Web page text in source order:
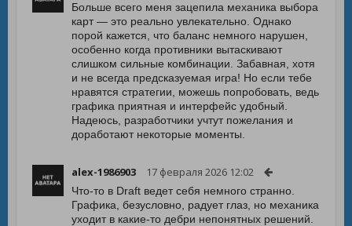
Больше всего меня зацепила механика выбора
карт — это реально увлекательно. Однако
порой кажется, что баланс немного нарушен,
особенно когда противники вытаскивают
слишком сильные комбинации. Забавная, хотя
и не всегда предсказуемая игра! Но если тебе
нравятся стратегии, можешь попробовать, ведь
графика приятная и интерфейс удобный.
Надеюсь, разработчики учтут пожелания и
доработают некоторые моменты.
alex-1986903 17 февраля 2026 12:02
Что-то в Draft ведет себя немного странно.
Графика, безусловно, радует глаз, но механика
уходит в какие-то дебри непонятных решений.